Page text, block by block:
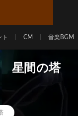
ト CM 音楽BGM
星間の塔